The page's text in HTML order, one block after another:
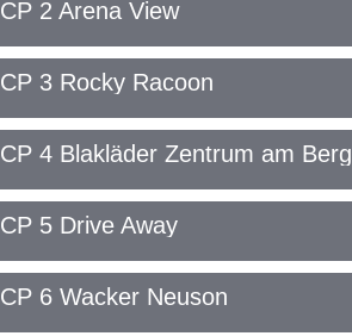
CP 2 Arena View
CP 3 Rocky Racoon
CP 4 Blakläder Zentrum am Berg
CP 5 Drive Away
CP 6 Wacker Neuson